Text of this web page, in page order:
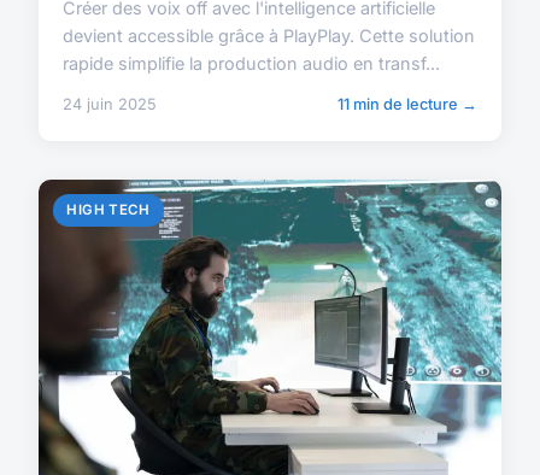
Créer des voix off avec l'intelligence artificielle
devient accessible grâce à PlayPlay. Cette solution
rapide simplifie la production audio en transf...
24 juin 2025 11 min de lecture →
HIGH TECH